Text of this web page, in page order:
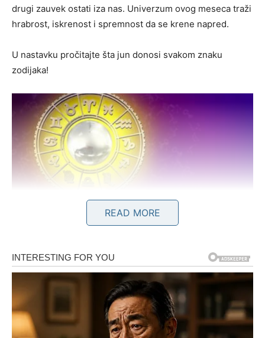
drugi zauvek ostati iza nas. Univerzum ovog meseca traži
hrabrost, iskrenost i spremnost da se krene napred.
U nastavku pročitajte šta jun donosi svakom znaku
zodijaka!
Ovan
Za Ovnove počinje mesec ogromne energije i velikih
preokreta. Imaćete osećaj da vam se život ubrzava iz
dana u dan. Ono što ste dugo odlagali sada više neće
moći da čeka. Pred vama je period u kojem ćete morati da
READ MORE